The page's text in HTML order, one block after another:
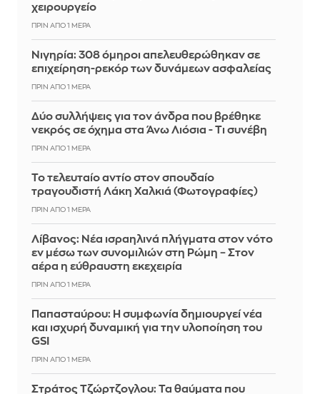
χειρουργείο
ΠΡΙΝ ΑΠΌ 1 ΜΈΡΑ
Νιγηρία: 308 όμηροι απελευθερώθηκαν σε
επιχείρηση-ρεκόρ των δυνάμεων ασφαλείας
ΠΡΙΝ ΑΠΌ 1 ΜΈΡΑ
Δύο συλλήψεις για τον άνδρα που βρέθηκε
νεκρός σε όχημα στα Άνω Λιόσια - Τι συνέβη
ΠΡΙΝ ΑΠΌ 1 ΜΈΡΑ
Το τελευταίο αντίο στον σπουδαίο
τραγουδιστή Λάκη Χαλκιά (Φωτογραφίες)
ΠΡΙΝ ΑΠΌ 1 ΜΈΡΑ
Λίβανος: Νέα ισραηλινά πλήγματα στον νότο
εν μέσω των συνομιλιών στη Ρώμη – Στον
αέρα η εύθραυστη εκεχειρία
ΠΡΙΝ ΑΠΌ 1 ΜΈΡΑ
Παπασταύρου: Η συμφωνία δημιουργεί νέα
και ισχυρή δυναμική για την υλοποίηση του
GSI
ΠΡΙΝ ΑΠΌ 1 ΜΈΡΑ
Στράτος Τζώρτζογλου: Τα θαύματα που